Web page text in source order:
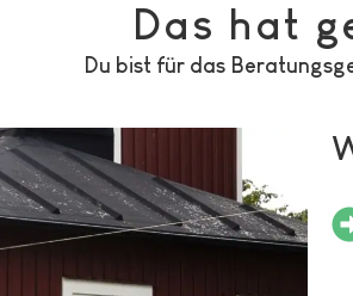
Das hat
Du bist für das